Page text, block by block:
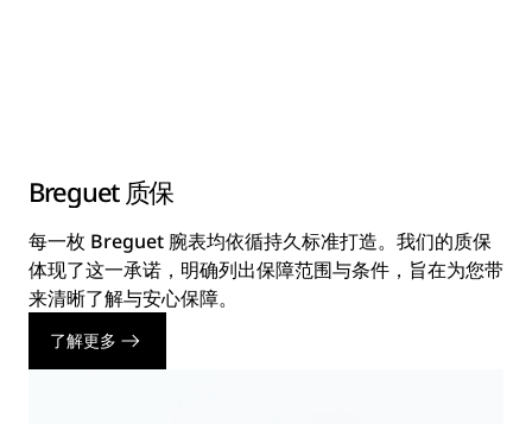
Breguet 质保
每一枚 Breguet 腕表均依循持久标准打造。我们的质保
体现了这一承诺，明确列出保障范围与条件，旨在为您带
来清晰了解与安心保障。
了解更多